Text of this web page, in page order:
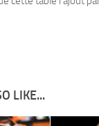
LIKE...